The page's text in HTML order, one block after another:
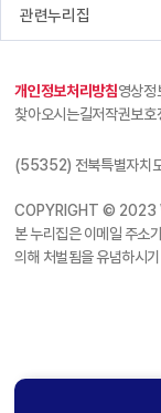
관련누리집
개인정보처리방침영상정
찾아오시는길저작권보호
(55352) 전북특별자치
COPYRIGHT © 2023
본 누리집은 이메일 주소
의해 처벌됨을 유념하시